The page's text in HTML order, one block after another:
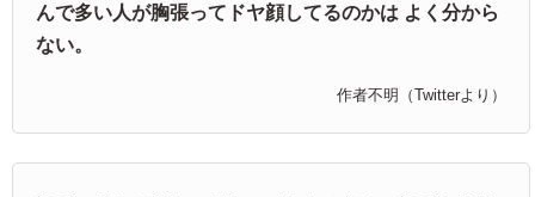
んで多い人が胸張ってドヤ顔してるのかは よく分から
ない。
作者不明（Twitterより）